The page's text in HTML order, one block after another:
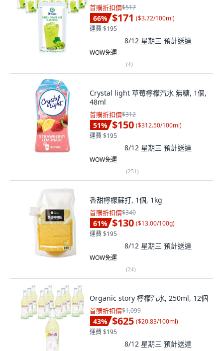
首購折扣價$517
66% $171 ($3.72/100ml)
運費 $195
8/12 星期三 預計送達
WOW免運
(4)
Crystal light 草莓檸檬汽水 無糖, 1個,
48ml
首購折扣價$312
51% $150 ($312.50/100ml)
運費 $195
8/12 星期三 預計送達
WOW免運
(251)
香甜檸檬蘇打, 1個, 1kg
首購折扣價$340
61% $130 ($13.00/100g)
運費 $195
8/12 星期三 預計送達
WOW免運
(24)
Organic story 檸檬汽水, 250ml, 12個
首購折扣價$1,099
43% $625 ($20.83/100ml)
運費 $195
8/12 星期三 預計送達